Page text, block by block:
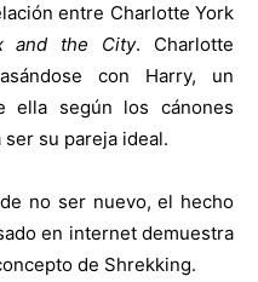
entre Charlotte York
and the City. Charlotte
con Harry, un
ella según los cánones
su pareja ideal.
no ser nuevo, el hecho
en internet demuestra
de Shrekking.